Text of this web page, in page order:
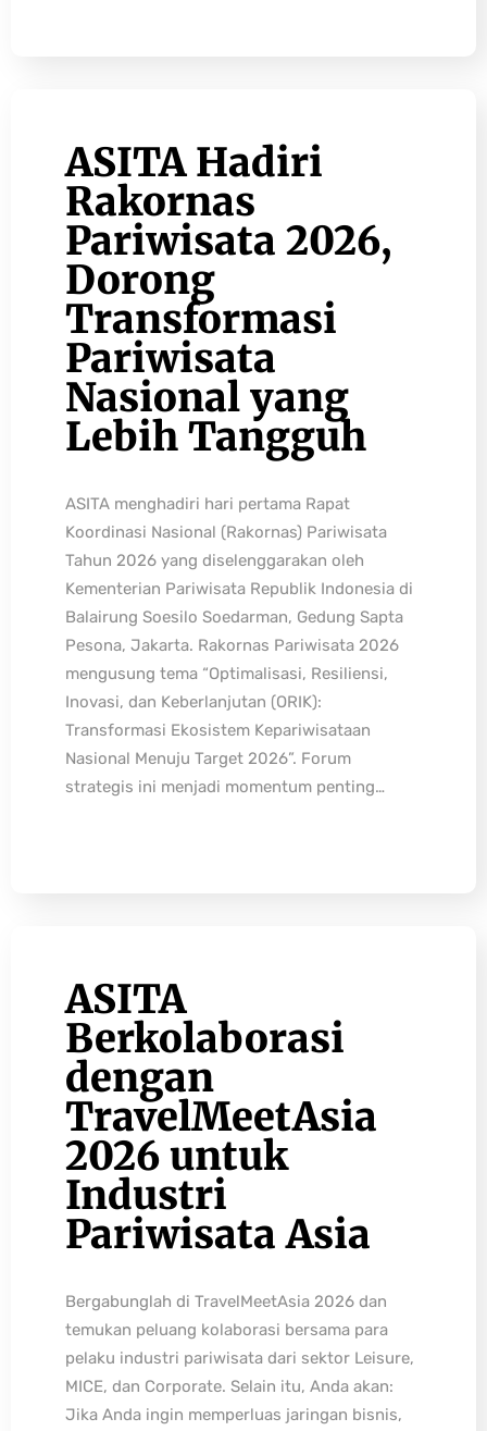
ASITA Hadiri
Rakornas
Pariwisata 2026,
Dorong
Transformasi
Pariwisata
Nasional yang
Lebih Tangguh
ASITA menghadiri hari pertama Rapat
Koordinasi Nasional (Rakornas) Pariwisata
Tahun 2026 yang diselenggarakan oleh
Kementerian Pariwisata Republik Indonesia di
Balairung Soesilo Soedarman, Gedung Sapta
Pesona, Jakarta. Rakornas Pariwisata 2026
mengusung tema “Optimalisasi, Resiliensi,
Inovasi, dan Keberlanjutan (ORIK):
Transformasi Ekosistem Kepariwisataan
Nasional Menuju Target 2026”. Forum
strategis ini menjadi momentum penting…
ASITA
Berkolaborasi
dengan
TravelMeetAsia
2026 untuk
Industri
Pariwisata Asia
Bergabunglah di TravelMeetAsia 2026 dan
temukan peluang kolaborasi bersama para
pelaku industri pariwisata dari sektor Leisure,
MICE, dan Corporate. Selain itu, Anda akan:
Jika Anda ingin memperluas jaringan bisnis,